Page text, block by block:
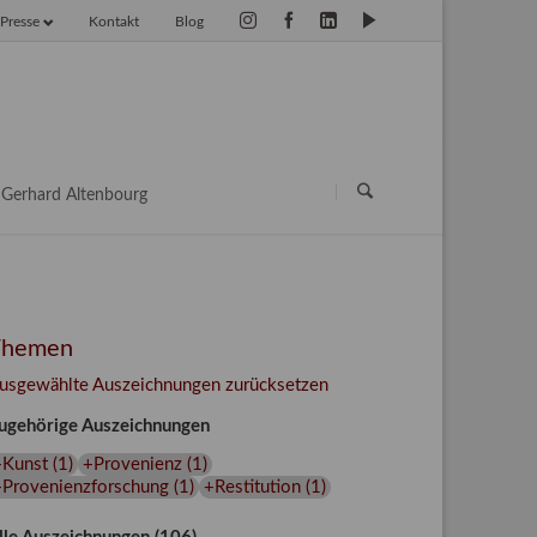
Blog
Kontakt
Presse
Gerhard Altenbourg
Auszeichnungen zurücksetzen
Auszeichnungen
(1 ) +Provenienz(1 )
(1 ) +Restitution(1 )